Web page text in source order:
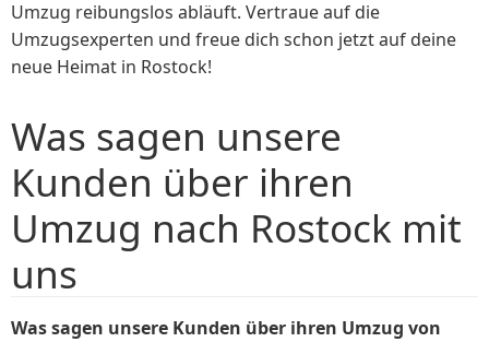
Umzug reibungslos abläuft. Vertraue auf die
Umzugsexperten und freue dich schon jetzt auf deine
neue Heimat in Rostock!
Was sagen unsere
Kunden über ihren
Umzug nach Rostock mit
uns
Was sagen unsere Kunden über ihren Umzug von